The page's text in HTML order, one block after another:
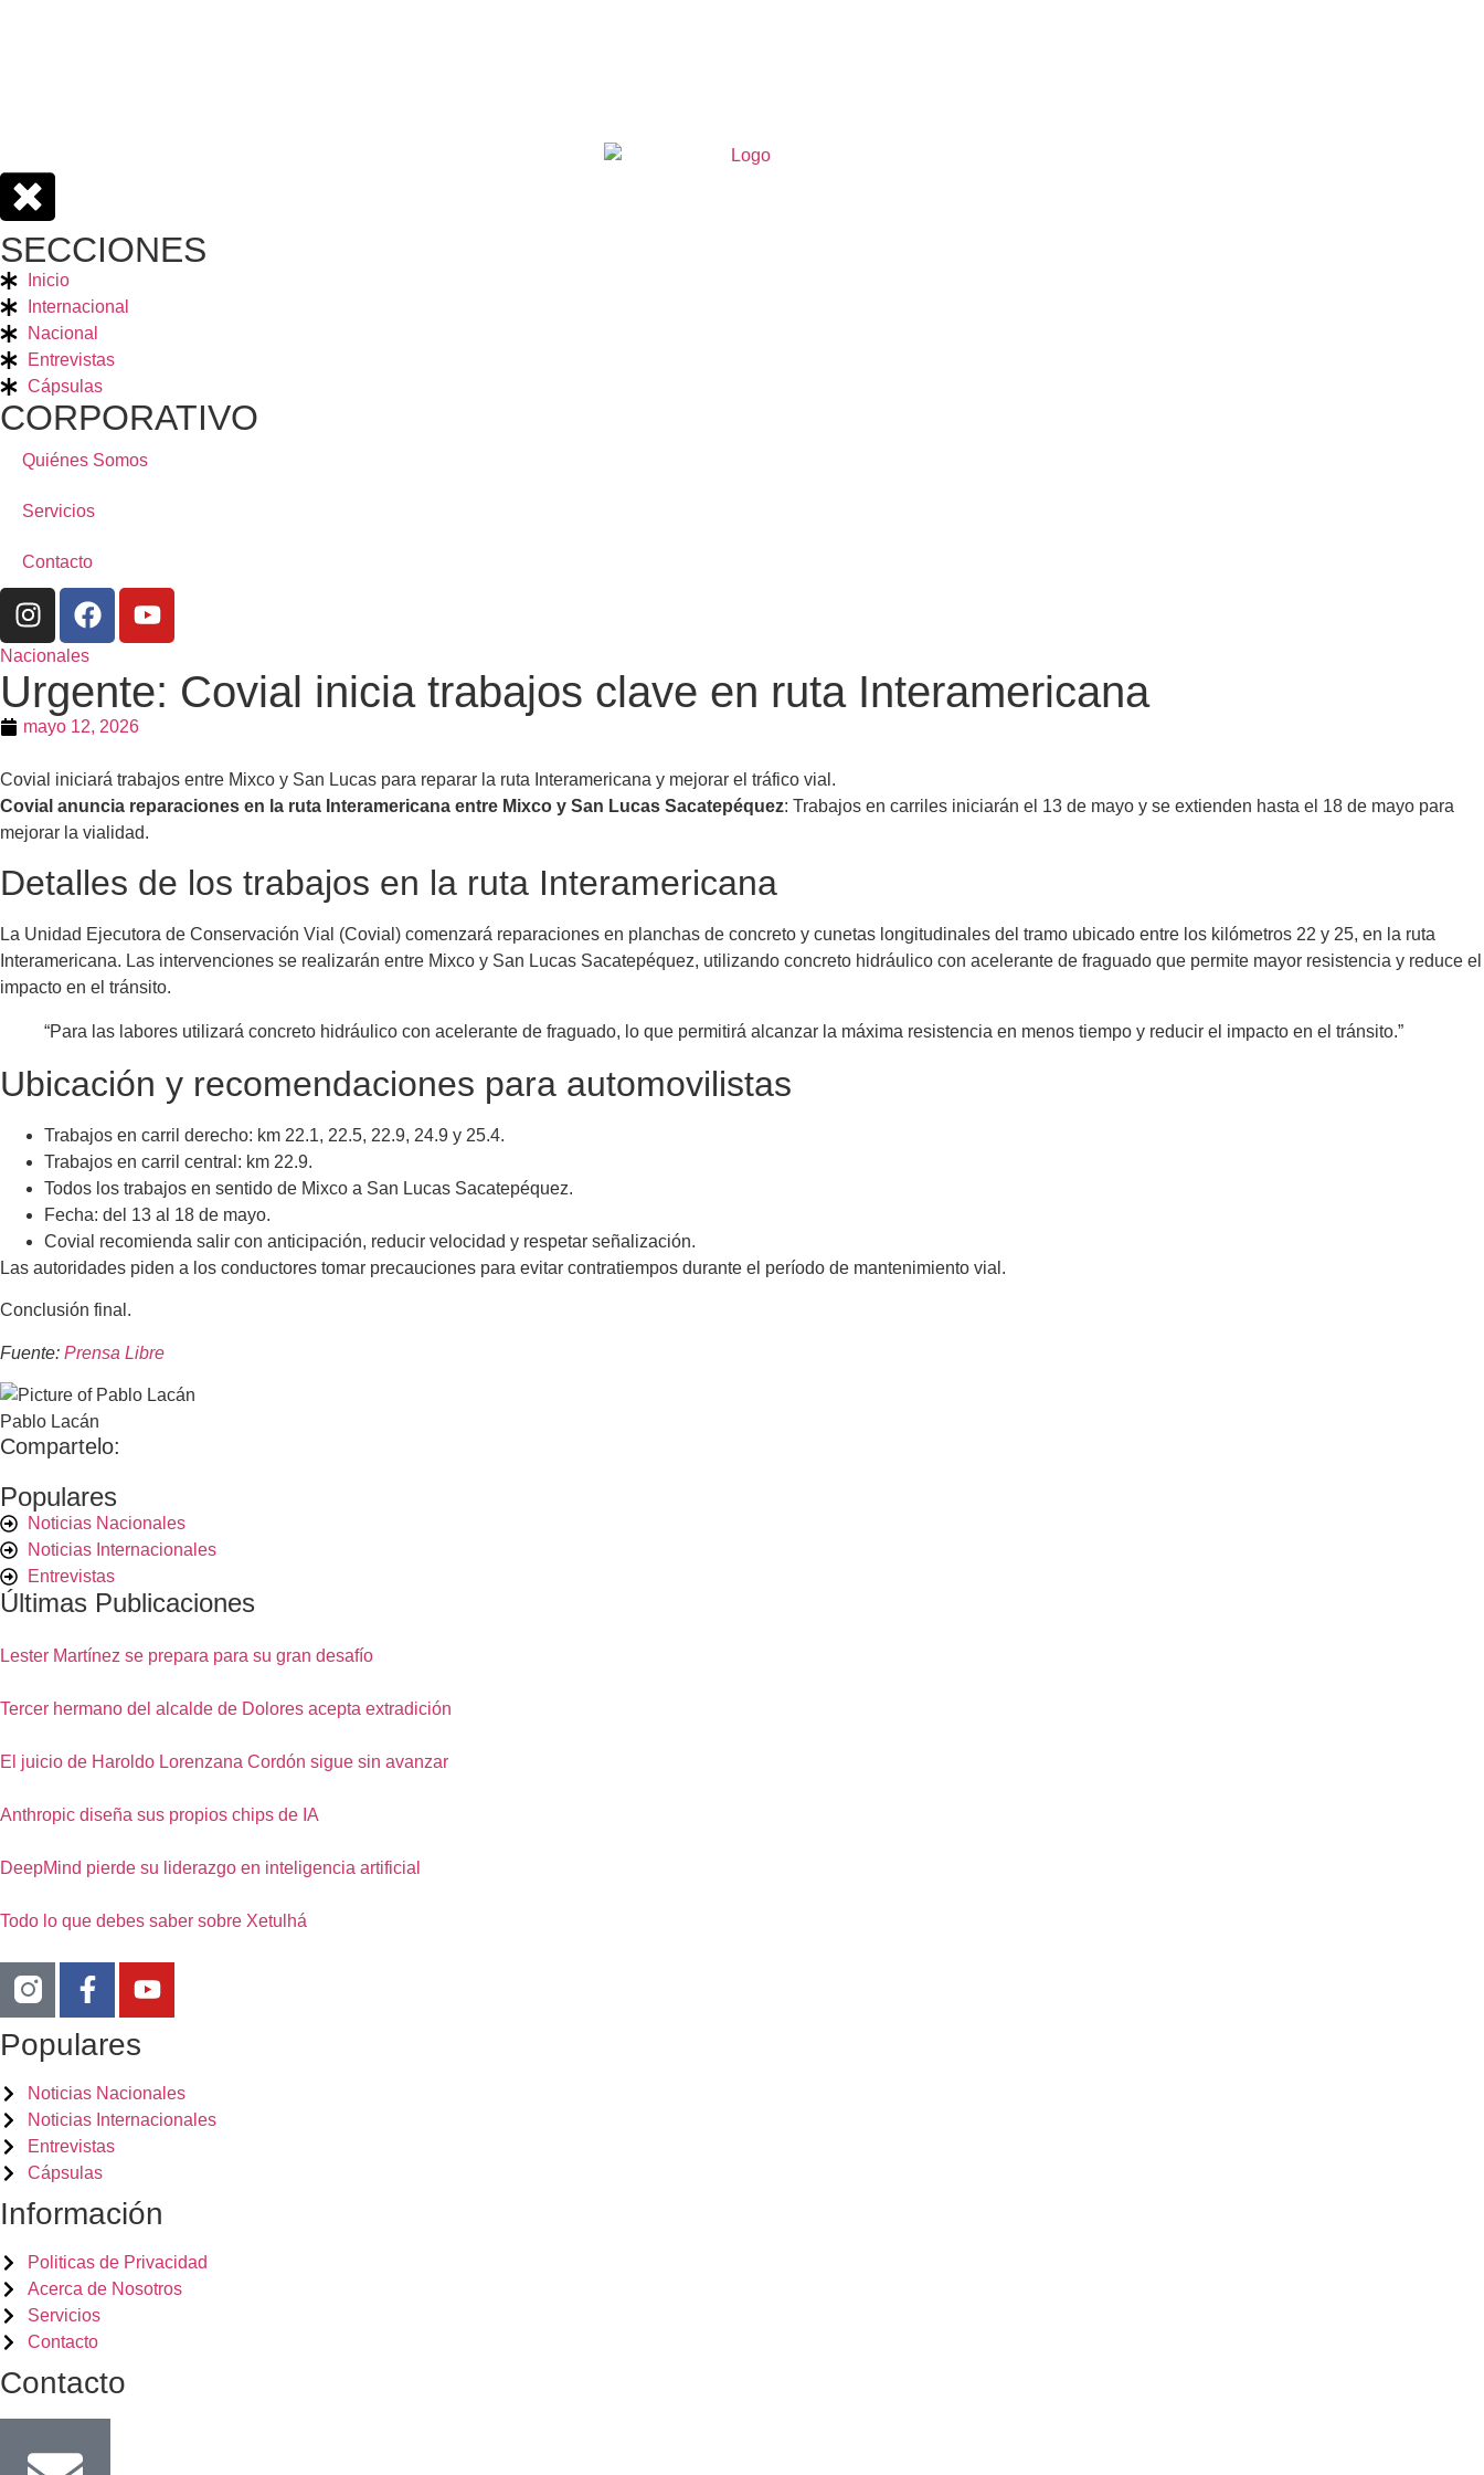
SECCIONES
Inicio
Internacional
Nacional
Entrevistas
Cápsulas
CORPORATIVO
Quiénes Somos
Servicios
Contacto
Nacionales
Urgente: Covial inicia trabajos clave en ruta Interamericana
mayo 12, 2026
Covial iniciará trabajos entre Mixco y San Lucas para reparar la ruta Interamericana y mejorar el tráfico vial.
Covial anuncia reparaciones en la ruta Interamericana entre Mixco y San Lucas Sacatepéquez: Trabajos en carriles iniciarán el 13 de mayo y se extienden hasta el 18 de mayo para
mejorar la vialidad.
Detalles de los trabajos en la ruta Interamericana
La Unidad Ejecutora de Conservación Vial (Covial) comenzará reparaciones en planchas de concreto y cunetas longitudinales del tramo ubicado entre los kilómetros 22 y 25, en la ruta
Interamericana. Las intervenciones se realizarán entre Mixco y San Lucas Sacatepéquez, utilizando concreto hidráulico con acelerante de fraguado que permite mayor resistencia y reduce el
impacto en el tránsito.
“Para las labores utilizará concreto hidráulico con acelerante de fraguado, lo que permitirá alcanzar la máxima resistencia en menos tiempo y reducir el impacto en el tránsito.”
Ubicación y recomendaciones para automovilistas
Trabajos en carril derecho: km 22.1, 22.5, 22.9, 24.9 y 25.4.
Trabajos en carril central: km 22.9.
Todos los trabajos en sentido de Mixco a San Lucas Sacatepéquez.
Fecha: del 13 al 18 de mayo.
Covial recomienda salir con anticipación, reducir velocidad y respetar señalización.
Las autoridades piden a los conductores tomar precauciones para evitar contratiempos durante el período de mantenimiento vial.
Conclusión final.
Fuente: Prensa Libre
Pablo Lacán
Compartelo:
Populares
Noticias Nacionales
Noticias Internacionales
Entrevistas
Últimas Publicaciones
Lester Martínez se prepara para su gran desafío
Tercer hermano del alcalde de Dolores acepta extradición
El juicio de Haroldo Lorenzana Cordón sigue sin avanzar
Anthropic diseña sus propios chips de IA
DeepMind pierde su liderazgo en inteligencia artificial
Todo lo que debes saber sobre Xetulhá
Populares
Noticias Nacionales
Noticias Internacionales
Entrevistas
Cápsulas
Información
Politicas de Privacidad
Acerca de Nosotros
Servicios
Contacto
Contacto